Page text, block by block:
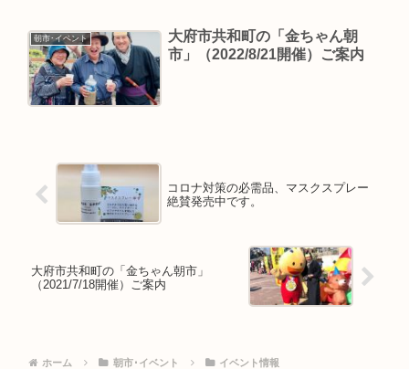
朝市･イベント
大府市共和町の「金ちゃん朝
市」（2022/8/21開催）ご案内
コロナ対策の必需品、マスクスプレー
絶賛発売中です。
大府市共和町の「金ちゃん朝市」
（2021/7/18開催）ご案内
ホーム 朝市･イベント イベント情報